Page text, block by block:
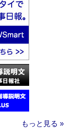
もっと見る »